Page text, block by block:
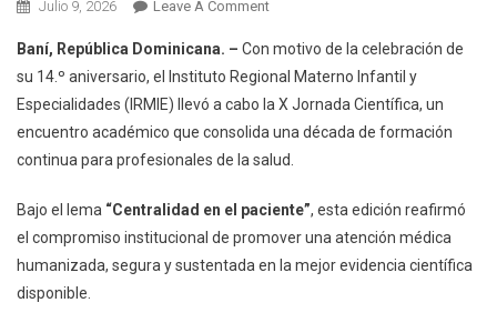
Julio 9, 2026 Leave A CommentOn
Celebra
X
Jornada
Científica
Enfocada
La
Centralidad
Del
Baní, República Dominicana. – Con motivo de la celebración de
su 14.º aniversario, el Instituto Regional Materno Infantil y
Especialidades (IRMIE) llevó a cabo la X Jornada Científica, un
encuentro académico que consolida una década de formación
continua para profesionales de la salud.
Bajo el lema “Centralidad en el paciente”, esta edición reafirmó
el compromiso institucional de promover una atención médica
humanizada, segura y sustentada en la mejor evidencia científica
disponible.